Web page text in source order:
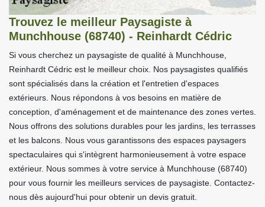
Trouvez le meilleur Paysagiste à
Munchhouse (68740) - Reinhardt Cédric
Si vous cherchez un paysagiste de qualité à Munchhouse,
Reinhardt Cédric est le meilleur choix. Nos paysagistes qualifiés
sont spécialisés dans la création et l'entretien d'espaces
extérieurs. Nous répondons à vos besoins en matière de
conception, d'aménagement et de maintenance des zones vertes.
Nous offrons des solutions durables pour les jardins, les terrasses
et les balcons. Nous vous garantissons des espaces paysagers
spectaculaires qui s'intègrent harmonieusement à votre espace
extérieur. Nous sommes à votre service à Munchhouse (68740)
pour vous fournir les meilleurs services de paysagiste. Contactez-
nous dès aujourd'hui pour obtenir un devis gratuit.